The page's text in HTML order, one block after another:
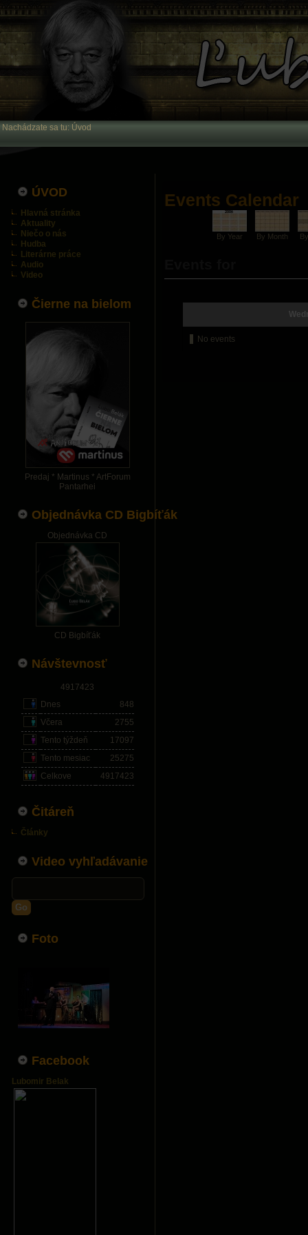
Nachádzate sa tu: Úvod
ÚVOD
Hlavná stránka
Aktuality
Niečo o nás
Hudba
Literárne práce
Audio
Video
Čierne na bielom
Predaj * Martinus * ArtForum
Pantarhei
Objednávka CD Bigbíťák
Objednávka CD
CD Bigbíťák
Návštevnosť
4917423
Dnes
848
Včera
2755
Tento týždeň
17097
Tento mesiac
25275
Celkove
4917423
Čitáreň
Články
Video vyhľadávanie
Go
Foto
Facebook
Lubomir Belak
Events Calendar
By Year By Month
No events